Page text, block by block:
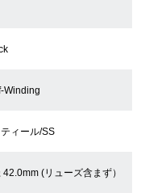
Winding
ィール/SS
(リューズ含まず）